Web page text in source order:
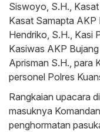
Siswoyo, S.H.,
Kasat Samapta AKP
Hendriko, S.H., Kasi
Kasiwas AKP
Aprisman S.H., para
personel Polres
Rangkaian upacara
masuknya
penghormatan